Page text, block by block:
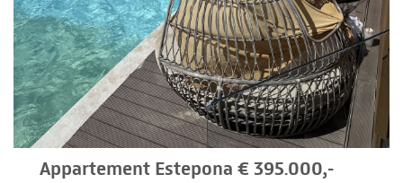
Appartement Estepona € 395.000,-